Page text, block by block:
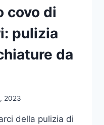
covo di
pulizia
da
2023
della pulizia di